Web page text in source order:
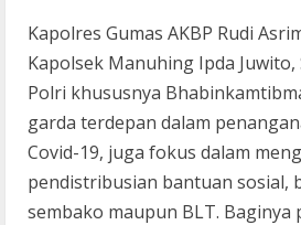
Kapolres Gumas AKBP Rudi
Kapolsek Manuhing Ipda Juwito,
Polri khususnya
garda terdepan dalam
Covid-19, juga fokus dalam
pendistribusian bantuan sosial,
sembako maupun BLT. Baginya